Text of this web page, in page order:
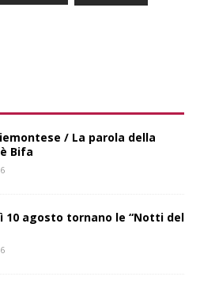
/ La parola della
Bifa
10 agosto tornano le “Notti del